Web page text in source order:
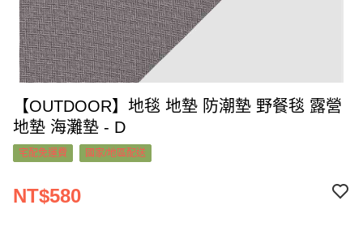
【OUTDOOR】地毯 地墊 防潮墊 野餐毯 露營
地墊 海灘墊 - D
宅配免運費 國家/地區配送
NT$580